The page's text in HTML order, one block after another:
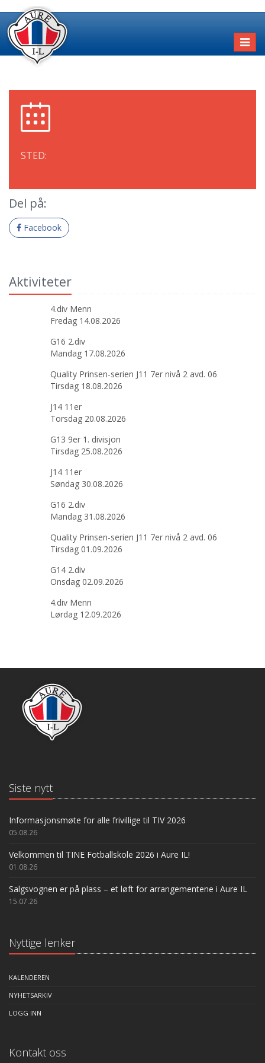
STED:
Del på:
Facebook
Aktiviteter
4.div Menn
Fredag 14.08.2026
G16 2.div
Mandag 17.08.2026
Quality Prinsen-serien J11 7er nivå 2 avd. 06
Tirsdag 18.08.2026
J14 11er
Torsdag 20.08.2026
G13 9er 1. divisjon
Tirsdag 25.08.2026
J14 11er
Søndag 30.08.2026
G16 2.div
Mandag 31.08.2026
Quality Prinsen-serien J11 7er nivå 2 avd. 06
Tirsdag 01.09.2026
G14 2.div
Onsdag 02.09.2026
4.div Menn
Lørdag 12.09.2026
Siste nytt
Informasjonsmøte for alle frivillige til TIV 2026
05.08.26
Velkommen til TINE Fotballskole 2026 i Aure IL!
01.08.26
Salgsvognen er på plass – et løft for arrangementene i Aure IL
15.07.26
Nyttige lenker
KALENDEREN
NYHETSARKIV
LOGG INN
Kontakt oss